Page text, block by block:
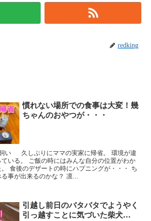
redking
慣れない場所での食事は大変！幾
ちゃんのおやつが・・・
い 久しぶりにママの実家に帰省。 環境が違
いる。 ご飯の時にはみんな自分の位置がわか
食後のデザートの時にハプニングが・・・ ち
事が出来るのかな？ 凛...
引越し前日のバタバタでようやく
引っ越すことに気づいた柴犬…